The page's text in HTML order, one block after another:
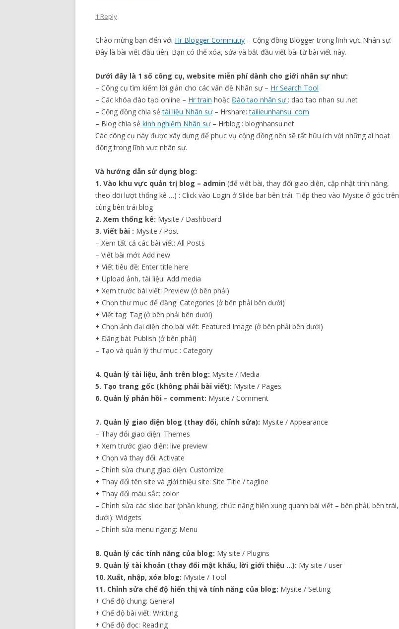
1 Reply
Chào mừng bạn đến với Hr Blogger Commutiy – Cộng đồng Blogger trong lĩnh vực Nhân sự.
Đây là bài viết đầu tiên. Bạn có thể xóa, sửa và bắt đầu viết bài từ bài viết này.
Dưới đây là 1 số công cụ, website miễn phí dành cho giới nhân sự như:
– Công cụ tìm kiếm lời giản cho các vấn đề Nhân sự – Hr Search Tool
– Các khóa đào tạo online – Hr train hoặc Đào tạo nhân sự : dao tao nhan su .net
– Cộng đồng chia sẻtài liệu Nhân sự– Hrshare:tailieunhansu .com
– Blog chia sẻ kinh nghiệm Nhân sự– Hrblog : blognhansu.net
Các công cụ này được xây dựng để phục vụ cộng đồng nên sẽ rất hữu ích với những ai hoạt
động trong lĩnh vực nhân sự.
Và hướng dẫn sử dụng blog:
1. Vào khu vực quản trị blog – admin (để viết bài, thay đổi giao diện, cập nhật tính năng,
theo dõi lượt thống kê …) : Click vào Login ở Slide bar bên trái. Tiếp theo vào Mysite ở góc trên
cùng bên trái blog
2. Xem thống kê: Mysite / Dashboard
3. Viết bài : Mysite / Post
– Xem tất cả các bài viết: All Posts
– Viết bài mới: Add new
+ Viết tiêu đề: Enter title here
+ Upload ảnh, tài liệu: Add media
+ Xem trước bài viết: Preview (ở bên phải)
+ Chọn thư mục để đăng: Categories (ở bên phải bên dưới)
+ Viết tag: Tag (ở bên phải bên dưới)
+ Chọn ảnh đại diện cho bài viết: Featured Image (ở bên phải bên dưới)
+ Đăng bài: Publish (ở bên phải)
– Tạo và quản lý thư mục : Category
4. Quản lý tài liệu, ảnh trên blog: Mysite / Media
5. Tạo trang gốc (không phải bài viết): Mysite / Pages
6. Quản lý phản hồi – comment: Mysite / Comment
7. Quản lý giao diện blog (thay đổi, chỉnh sửa): Mysite / Appearance
– Thay đổi giao diện: Themes
+ Xem trước giao diện: live preview
+ Chọn và thay đổi: Activate
– Chỉnh sửa chung giao diện: Customize
+ Thay đổi tên site và giới thiệu site: Site Title / tagline
+ Thay đổi màu sắc: color
– Chỉnh sửa các slide bar (phần khung, chức năng hiện xung quanh bài viết – bên phải, bên trái,
dưới): Widgets
– Chỉnh sửa menu ngang: Menu
8. Quản lý các tính năng của blog: My site / Plugins
9. Quản lý tài khoản (thay đổi mật khẩu, lời giới thiệu …): My site / user
10. Xuất, nhập, xóa blog: Mysite / Tool
11. Chỉnh sửa chế độ hiển thị và tính năng của blog: Mysite / Setting
+ Chế độ chung: General
+ Chế độ bài viết: Writting
+ Chế độ đọc: Reading